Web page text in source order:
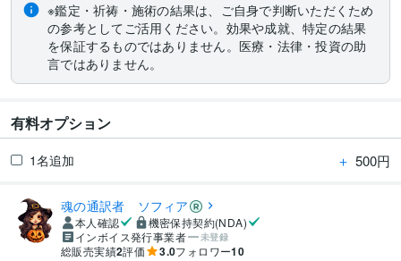
※鑑定・祈祷・施術の結果は、ご自身で判断いただくため
の参考としてご活用ください。効果や成就、特定の結果
を保証するものではありません。医療・法律・投資の助
言ではありません。
有料オプション
1名追加 ＋ 500円
魂の通訳者 ソフィア
本人確認
機密保持契約(NDA)
インボイス発行事業者
未登録
総販売実績2評価 3.0フォロワー10